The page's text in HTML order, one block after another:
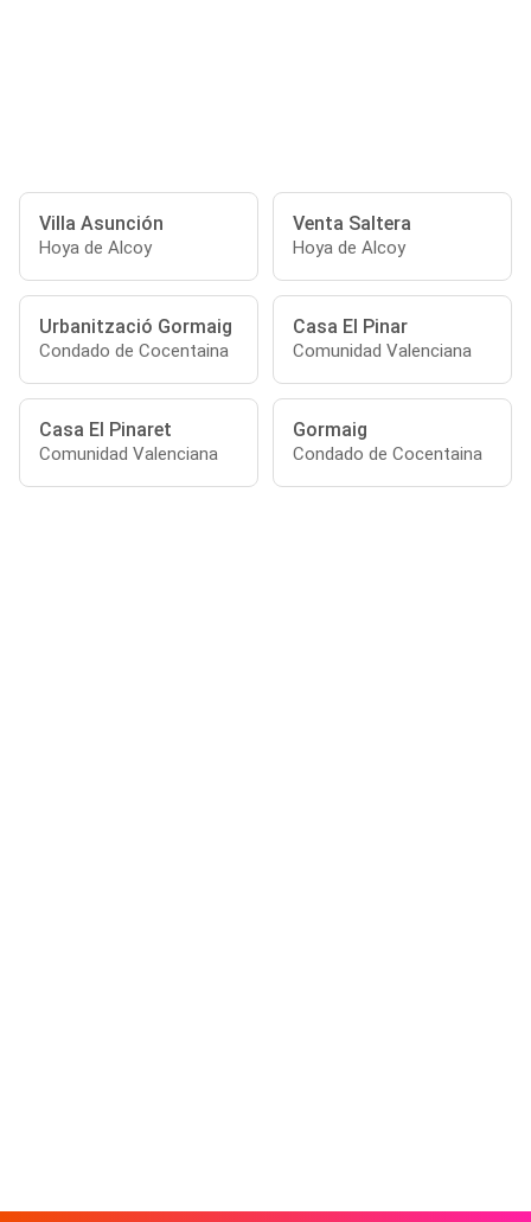
Villa Asunción
Hoya de Alcoy
Venta Saltera
Hoya de Alcoy
Urbanització Gormaig
Condado de Cocentaina
Casa El Pinar
Comunidad Valenciana
Casa El Pinaret
Comunidad Valenciana
Gormaig
Condado de Cocentaina